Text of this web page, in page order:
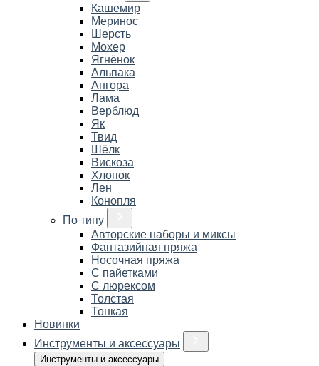
Кашемир
Меринос
Шерсть
Мохер
Ягнёнок
Альпака
Ангора
Лама
Верблюд
Як
Твид
Шёлк
Вискоза
Хлопок
Лен
Конопля
По типу
Авторские наборы и миксы
Фантазийная пряжа
Носочная пряжа
С пайетками
С люрексом
Толстая
Тонкая
Новинки
Инструменты и аксессуары
Инструменты и аксессуары